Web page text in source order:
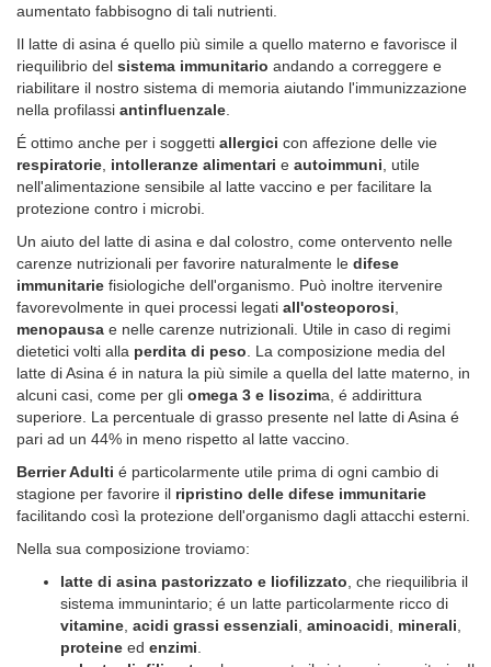
aumentato fabbisogno di tali nutrienti.
Il latte di asina é quello più simile a quello materno e favorisce il
riequilibrio del sistema immunitario andando a correggere e
riabilitare il nostro sistema di memoria aiutando l'immunizzazione
nella profilassi antinfluenzale
É ottimo anche per i soggetti allergici con affezione delle vie
respiratorie intolleranze alimentari e autoimmuni , utile
nell'alimentazione sensibile al latte vaccino e per facilitare la
protezione contro i microbi.
Un aiuto del latte di asina e dal colostro, come ontervento nelle
carenze nutrizionali per favorire naturalmente le difese
immunitarie fisiologiche dell'organismo. Può inoltre itervenire
favorevolmente in quei processi legati all'osteoporosi
menopausa e nelle carenze nutrizionali. Utile in caso di regimi
dietetici volti alla perdita di peso . La composizione media del
latte di Asina é in natura la più simile a quella del latte materno, in
alcuni casi, come per gli omega 3 e lisozima, é addirittura
superiore. La percentuale di grasso presente nel latte di Asina é
pari ad un 44% in meno rispetto al latte vaccino.
Berrier Adulti é particolarmente utile prima di ogni cambio di
stagione per favorire il ripristino delle difese immunitarie
facilitando così la protezione dell'organismo dagli attacchi esterni.
Nella sua composizione troviamo:
latte di asina pastorizzato e liofilizzato , che riequilibria il
sistema immunintario; é un latte particolarmente ricco di
vitamine acidi grassi essenziali aminoacidi minerali
proteine ed enzimi